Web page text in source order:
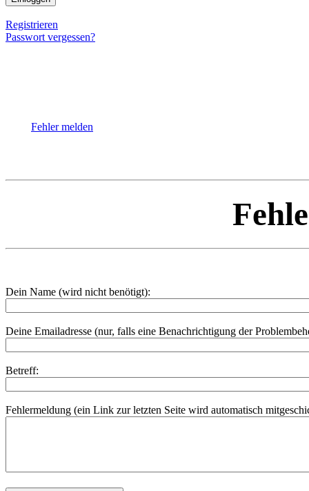
Registrieren
Passwort vergessen?
Fehler melden
Dein Name (wird nicht benötigt):
Deine Emailadresse (nur, falls eine Benachrichtigung der
Betreff:
Fehlermeldung (ein Link zur letzten Seite wird automatisch